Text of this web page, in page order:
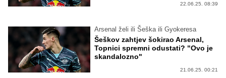
22.06.25. 08:39
Arsenal želi ili Šeška ili Gyokeresa
Šeškov zahtjev šokirao Arsenal,
Topnici spremni odustati? "Ovo je
skandalozno"
21.06.25. 00:21